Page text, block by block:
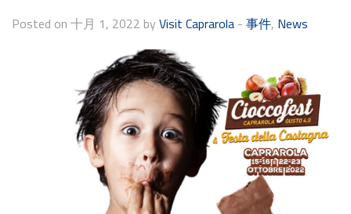
Posted on 十月 1, 2022 by Visit Caprarola - 事件, News